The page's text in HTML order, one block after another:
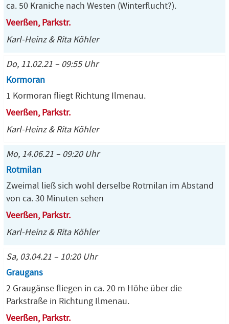
ca. 50 Kraniche nach Westen (Winterflucht?).
Veerßen, Parkstr.
Karl-Heinz & Rita Köhler
Do, 11.02.21 – 09:55 Uhr
Kormoran
1 Kormoran fliegt Richtung Ilmenau.
Veerßen, Parkstr.
Karl-Heinz & Rita Köhler
Mo, 14.06.21 – 09:20 Uhr
Rotmilan
Zweimal ließ sich wohl derselbe Rotmilan im Abstand
von ca. 30 Minuten sehen
Veerßen, Parkstr.
Karl-Heinz & Rita Köhler
Sa, 03.04.21 – 10:20 Uhr
Graugans
2 Graugänse fliegen in ca. 20 m Höhe über die
Parkstraße in Richtung Ilmenau.
Veerßen, Parkstr.